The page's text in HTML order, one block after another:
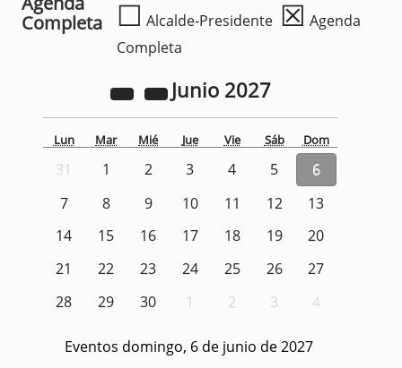
Completa
☐ Alcalde-Presidente ☒ Agenda
Completa
Junio 2027
Lun Mar Mié Jue Vie Sáb Dom
31 1 2 3 4 5
6
7
8 9 10 11 12
13
14
15 16 17 18 19
20
21
22 23 24 25 26
27
28
29 30 1 2 3 4
Eventos domingo, 6 de junio de 2027